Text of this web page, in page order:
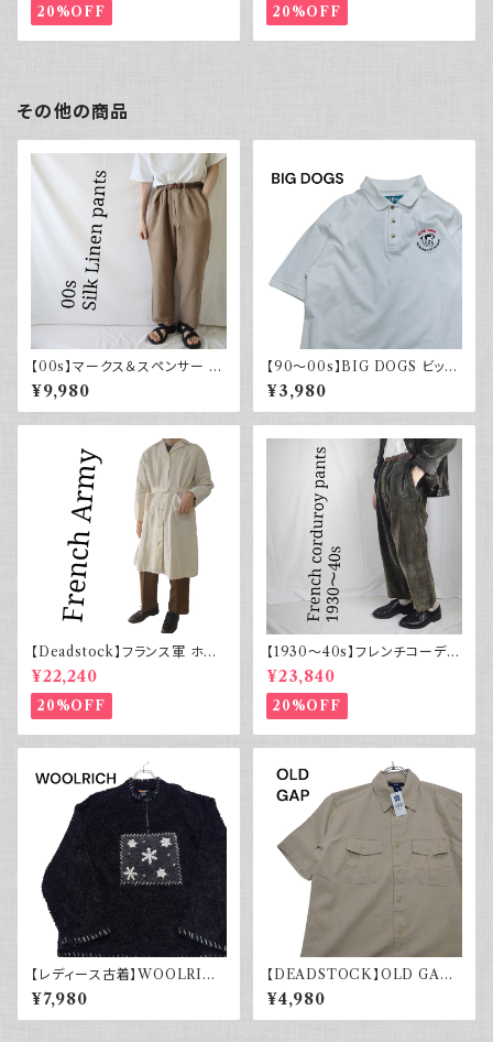
20%OFF 20%OFF
その他の商品
【00s】マークス＆スペンサー M
arks & Spencer シルクリネン
パンツ スラックス 古着
¥9,980
【90～00s】BIG DOGS ビッグ
ドッグス ポロシャツ ワンポイン
ト 刺繍入り
¥3,980
【Deadstock】フランス軍 ホス
ピタルコート リネンコート シン
グル
¥22,240
20%OFF
【1930～40s】フレンチコーデュ
ロイパンツ ヴィンテージ ダーク
ブラウン
¥23,840
20%OFF
【レディース古着】WOOLRIC
H ウールリッチ ハーフジップ ボ
アフリース 雪
¥7,980
【DEADSTOCK】OLD GAP
オールドギャップ コットンリネン
シャツ 半袖 タグ付き 00s 古着
¥4,980